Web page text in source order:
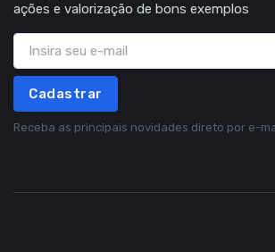
ações e valorização de bons exemplos
Cadastrar
Receba as principais novidades direto por e-